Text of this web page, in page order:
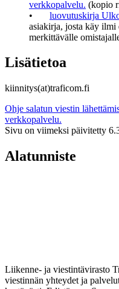
verkkopalvelu. (kopio
• luovutuskirja
asiakirja, josta käy
merkittävälle
Lisätietoa
kiinnitys(at)traficom.fi
Ohje salatun viestin
verkkopalvelu.
Sivu on viimeksi päivitetty
Alatunniste
Liikenne- ja viestintävirasto
viestinnän yhteydet ja